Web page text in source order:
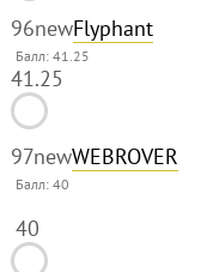
96newFlyphant
Балл: 41.25
41.25
97newWEBROVER
Балл:40
40